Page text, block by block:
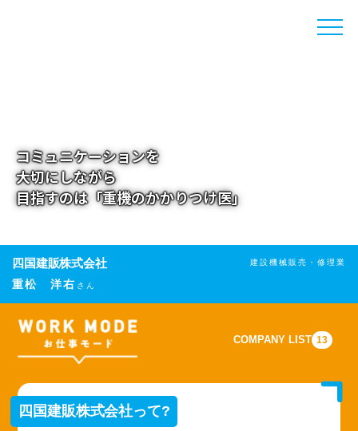
toggle
コミュニケーションを
大切にしながら
目指すのは「重機のかかりつけ医」
建設機械販売・修理業
四国建販株式会社
重松 洋右 さん
COMPANY LIST 13
四国建販株式会社って?